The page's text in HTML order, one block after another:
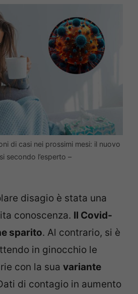
di casi nei prossimi mesi: il nuovo
secondo l’esperto –
disagio è stata una
conoscenza. Il Covid-
sparito. Al contrario, si è
in ginocchio le
con la sua variante
di contagio in aumento